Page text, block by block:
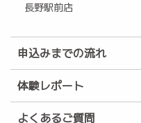
長野駅前店
申込みまでの流れ
体験レポート
よくあるご質問